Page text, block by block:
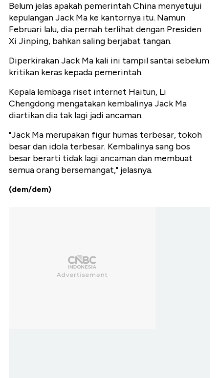
Belum jelas apakah pemerintah China menyetujui
kepulangan Jack Ma ke kantornya itu. Namun
Februari lalu, dia pernah terlihat dengan Presiden
Xi Jinping, bahkan saling berjabat tangan.
Diperkirakan Jack Ma kali ini tampil santai sebelum
kritikan keras kepada pemerintah.
Kepala lembaga riset internet Haitun, Li
Chengdong mengatakan kembalinya Jack Ma
diartikan dia tak lagi jadi ancaman.
"Jack Ma merupakan figur humas terbesar, tokoh
besar dan idola terbesar. Kembalinya sang bos
besar berarti tidak lagi ancaman dan membuat
semua orang bersemangat," jelasnya.
(dem/dem)